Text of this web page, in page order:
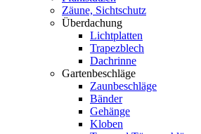
Zäune, Sichtschutz
Überdachung
Lichtplatten
Trapezblech
Dachrinne
Gartenbeschläge
Zaunbeschläge
Bänder
Gehänge
Kloben